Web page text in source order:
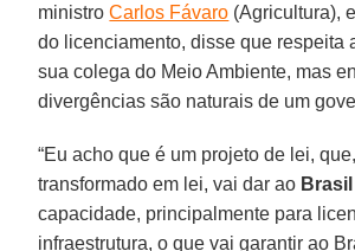
ministroCarlos Fávaro (Agricultura),
do licenciamento, disse que respeita
sua colega do Meio Ambiente, mas
divergências são naturais de um
“Eu acho que é um projeto de lei,
transformado em lei, vai dar ao Brasil
capacidade, principalmente para
infraestrutura, o que vai garantir ao